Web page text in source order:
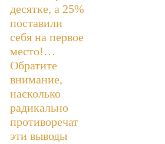
десятке, а 25%
поставили
себя на первое
место!…
Обратите
внимание,
насколько
радикально
противоречат
эти выводы